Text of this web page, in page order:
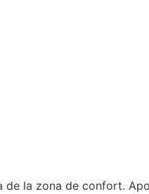
de la zona de confort.